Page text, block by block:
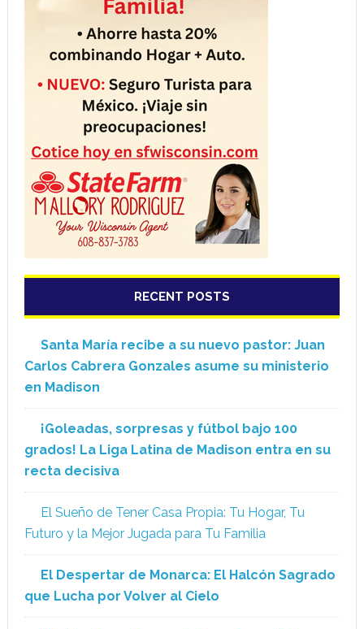
RECENT POSTS
Santa María recibe a su nuevo pastor: Juan
Carlos Cabrera Gonzales asume su ministerio
en Madison
¡Goleadas, sorpresas y fútbol bajo 100
grados! La Liga Latina de Madison entra en su
recta decisiva
El Sueño de Tener Casa Propia: Tu Hogar, Tu
Futuro y la Mejor Jugada para Tu Familia
El Despertar de Monarca: El Halcón Sagrado
que Lucha por Volver al Cielo